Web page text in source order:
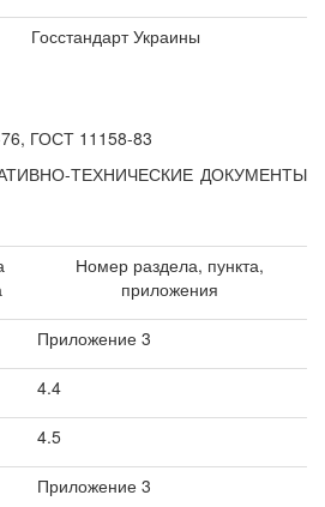
Госстандарт Украины
ГОСТ 11158-83
ТЕХНИЧЕСКИЕ ДОКУМЕНТЫ
Номер раздела, пункта,
приложения
Приложение 3
4.4
4.5
Приложение 3